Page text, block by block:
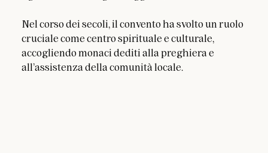
Nel corso dei secoli, il convento ha svolto un ruolo
cruciale come centro spirituale e culturale,
accogliendo monaci dediti alla preghiera e
all’assistenza della comunità locale.